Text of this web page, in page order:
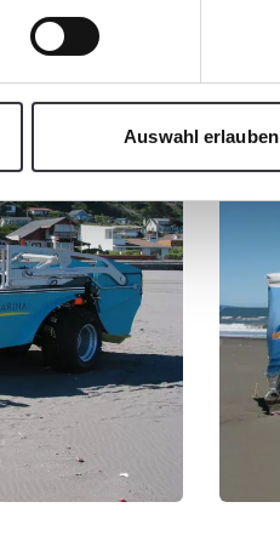
Auswahl erlauben